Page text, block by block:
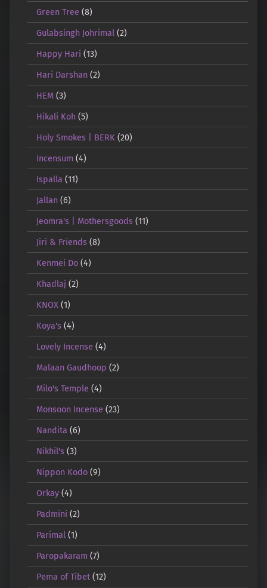
Green Tree (8)
Gulabsingh Johrimal(2)
Happy Hari (13)
Hari Darshan(2)
HEM(3)
Hikali Koh(5)
Holy Smokes | BERK(20)
Incensum (4)
Ispalla (11)
Jallan(6)
Jeomra's | Mothersgoods(11)
Jiri & Friends(8)
Kenmei Do(4)
Khadlaj (2)
KNOX(1)
Koya's(4)
Lovely Incense (4)
Malaan Gaudhoop (2)
Milo's Temple (4)
Monsoon Incense (23)
Nandita (6)
Nikhil's(3)
Nippon Kodo(9)
Orkay(4)
Padmini (2)
Parimal(1)
Paropakaram (7)
Pema of Tibet(12)